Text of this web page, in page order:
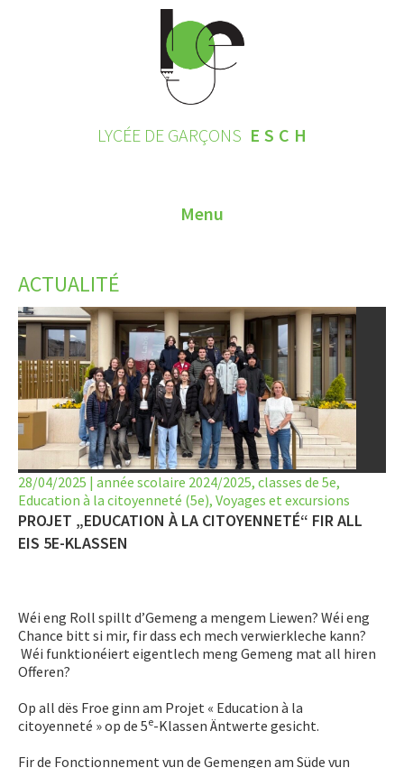
LYCÉE DE GARÇONS ESCH
Menu
CONTACT
INSCRIPTIONS 2026
LE LYCÉE
LET’S GO SCIENCE
ACTUALITÉ
AGENDA
ACTIVITÉS
APPRENTISSAGE
APPLIS
ACTUALITÉ
28/04/2025 | année scolaire 2024/2025, classes de 5e,
Education à la citoyenneté (5e), Voyages et excursions
PROJET „EDUCATION À LA CITOYENNETÉ“ FIR ALL
EIS 5E-KLASSEN
Wéi eng Roll spillt d’Gemeng a mengem Liewen? Wéi eng
Chance bitt si mir, fir dass ech mech verwierkleche kann?
Wéi funktionéiert eigentlech meng Gemeng mat all hiren
Offeren?
Op all dës Froe ginn am Projet « Education à la
citoyenneté » op de 5e-Klassen Äntwerte gesicht.
Fir de Fonctionnement vun de Gemengen am Süde vun